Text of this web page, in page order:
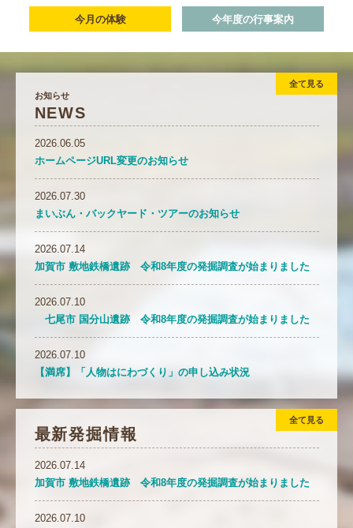
今月の体験 今年度の行事案内
全て見る
お知らせ
NEWS
2026.06.05
ホームページURL変更のお知らせ
2026.07.30
まいぶん・バックヤード・ツアーのお知らせ
2026.07.14
加賀市 敷地鉄橋遺跡 令和8年度の発掘調査が始まりました
2026.07.10
七尾市 国分山遺跡 令和8年度の発掘調査が始まりました
2026.07.10
【満席】「人物はにわづくり」の申し込み状況
全て見る
最新発掘情報
2026.07.14
加賀市 敷地鉄橋遺跡 令和8年度の発掘調査が始まりました
2026.07.10